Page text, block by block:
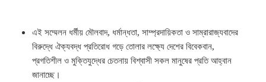
এই সম্মেলন ধর্মীয় মৌলবাদ, ধর্মান্ধতা, সাম্প্রদায়িকতা ও সাম্রারাজ্যবাদের
বিরুদ্ধে ঐক্যবদ্ধ প্রতিরোধ গড়ে তোলার লক্ষ্যে দেশের বিবেকবান,
প্রগতিশীল ও মুক্তিযুদ্ধের চেতনায় বিশ্বাসী সকল মানুষের প্রতি আহ্বান
জানাচ্ছে।